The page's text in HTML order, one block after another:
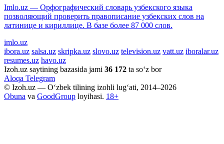
Imlo.uz — Орфографический словарь узбекского языка
позволяющий проверить правописание узбекских слов на
латинице и кириллице. В базе более 87 000 слов.
imlo.uz
ibora.uz salsa.uz skripka.uz slovo.uz television.uz vatt.uz iboralar.uz
resumes.uz havo.uz
Izoh.uz saytining bazasida jami 36 172 ta so‘z bor
Aloqa Telegram
© Izoh.uz — O‘zbek tilining izohli lug‘ati, 2014–2026
Obuna va GoodGroup loyihasi. 18+